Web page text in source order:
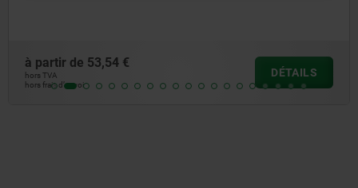
à partir de 53,54 €
hors TVA
hors frais d’envoi
DÉTAILS